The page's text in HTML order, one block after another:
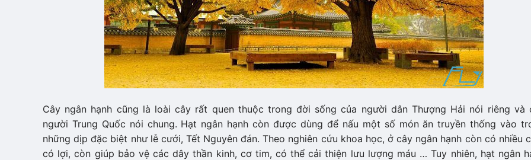
Cây ngân hạnh cũng là loài cây rất quen thuộc trong đời sống của người dân Thượng Hải nói riêng và
người Trung Quốc nói chung. Hạt ngân hạnh còn được dùng để nấu một số món ăn truyền thống vào
những dịp đặc biệt như lễ cưới, Tết Nguyên đán. Theo nghiên cứu khoa học, ở cây ngân hạnh còn có nhiều
có lợi, còn giúp bảo vệ các dây thần kinh, cơ tim, có thể cải thiện lưu lượng máu … Tuy nhiên, hạt ngân